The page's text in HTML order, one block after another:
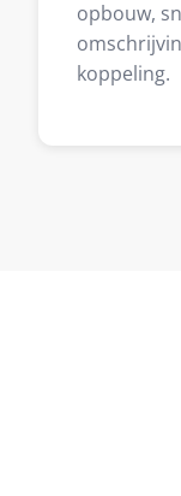
opbouw,
koppeling.